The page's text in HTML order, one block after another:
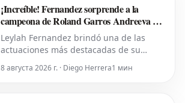
¡Increíble! Fernandez sorprende a la
campeona de Roland Garros Andreeva en
Toronto
Leylah Fernandez brindó una de las
actuaciones más destacadas de su
mundo, Mirra Andreeva, con un
8 августа 2026 г. · Diego Herrera1 мин